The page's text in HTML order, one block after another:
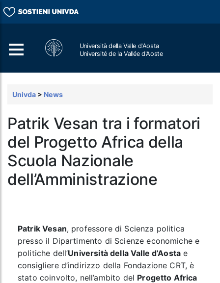
Università della Valle d'Aosta
Université de la Vallée d'Aoste
Univda > News
Patrik Vesan tra i formatori
del Progetto Africa della
Scuola Nazionale
dell’Amministrazione
Patrik Vesan, professore di Scienza politica
presso il Dipartimento di Scienze economiche e
politiche dell’Università della Valle d’Aosta e
consigliere d’indirizzo della Fondazione CRT, è
stato coinvolto, nell’ambito del Progetto Africa